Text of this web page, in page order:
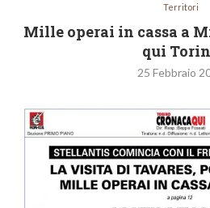
Territori
Mille operai in cassa a
qui
25 Febbraio